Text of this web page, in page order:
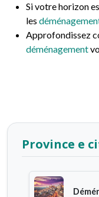
Si votre horizon
les
Approfondissez
déménagement
Province e